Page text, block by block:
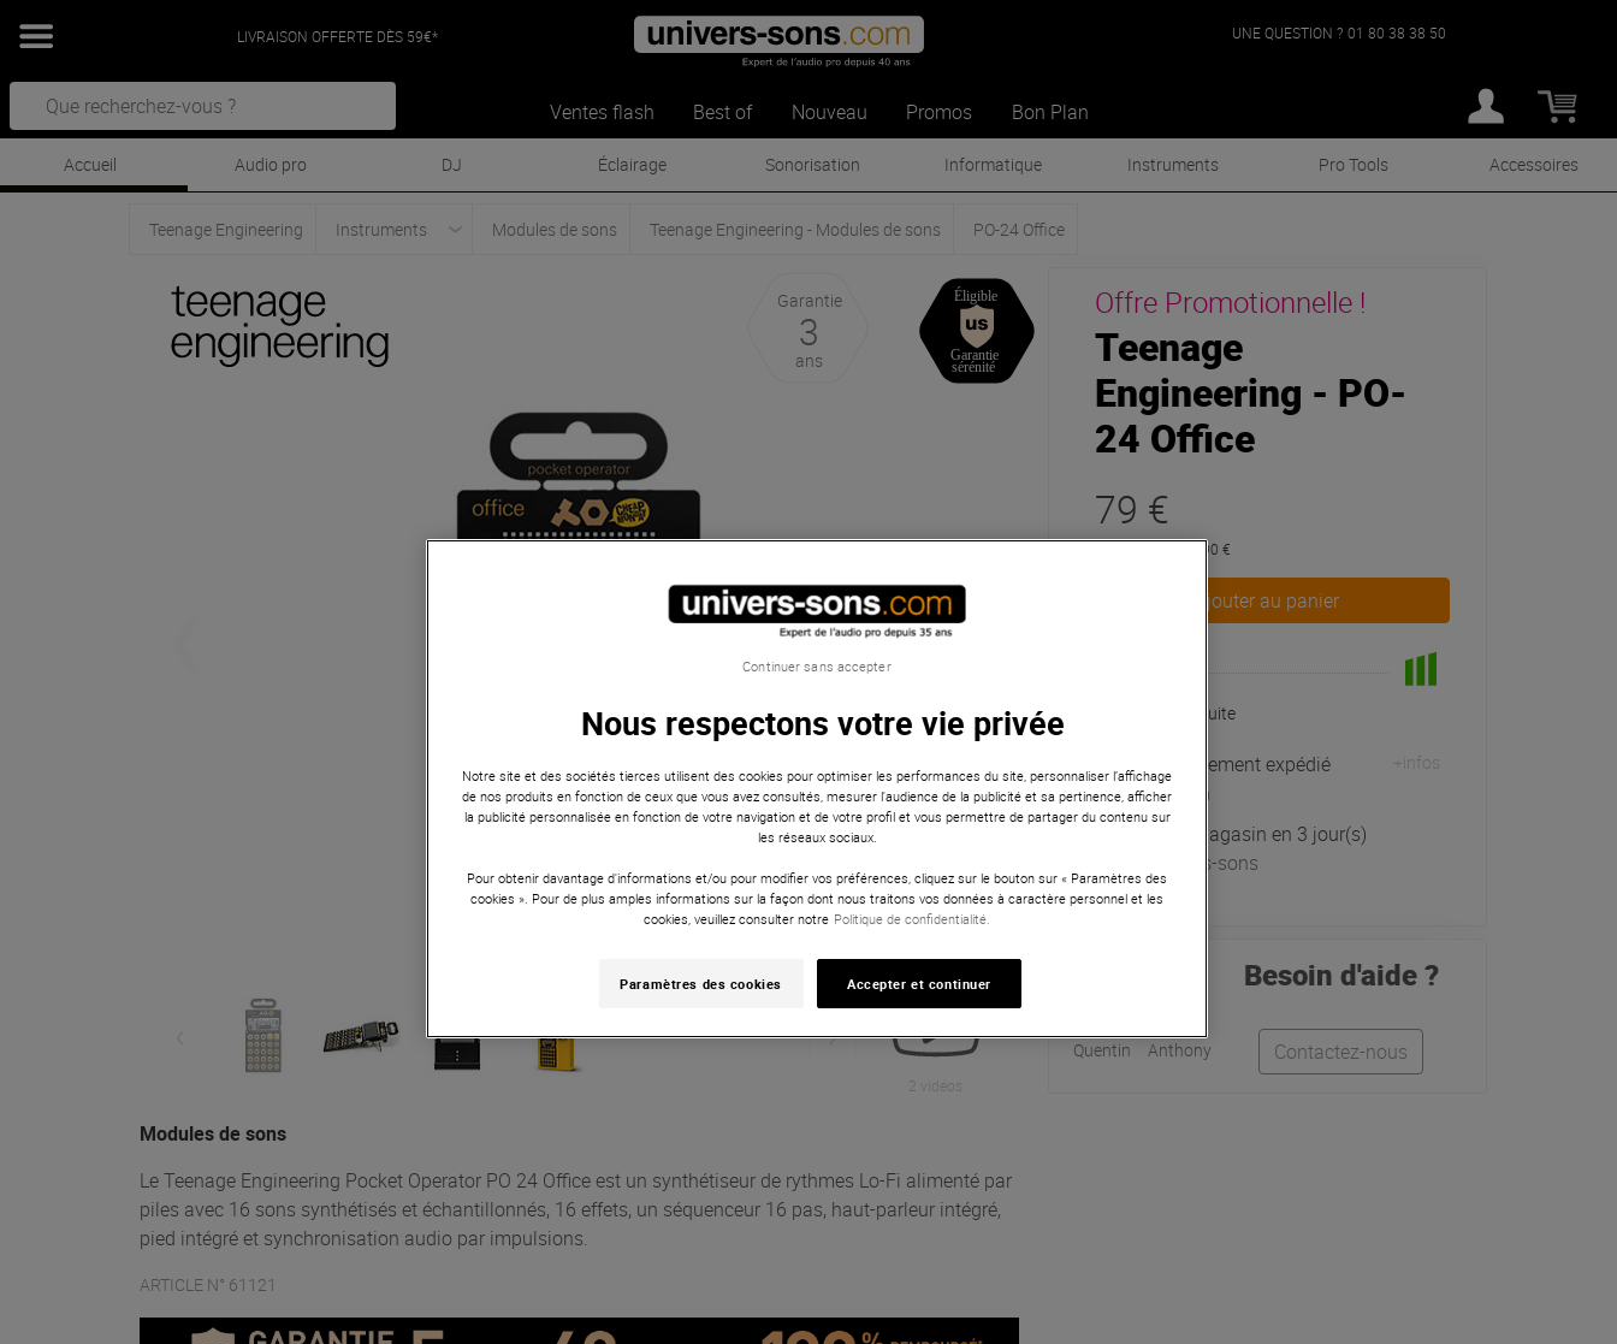
LIVRAISON OFFERTE DÈS 59€*
Ventes flash Best of Nouveau Promos Bon Plan
UNE QUESTION ? 01 80 38 38 50
Accueil Audio pro DJ Éclairage Sonorisation Informatique Instruments Pro Tools Accessoires
Teenage Engineering Instruments Modules de sons Teenage Engineering - Modules de sons PO-24 Office
Garantie
3
ans
2 vidéos
Modules de sons
Le Teenage Engineering Pocket Operator PO 24 Office est un synthétiseur de rythmes Lo-Fi alimenté par
piles avec 16 sons synthétisés et échantillonnés, 16 effets, un séquenceur 16 pas, haut-parleur intégré,
pied intégré et synchronisation audio par impulsions.
ARTICLE N° 61121
Offre Promotionnelle !
Teenage
Engineering - PO-
24 Office
79 €
dont éco-part : 0,90 €
Ajouter au panier
Livraison Gratuite
Habituellement expédié
sous 48h
+infos
Retrait magasin en 3 jour(s)
à Univers-sons
Quentin Anthony
Besoin d'aide ?
Contactez-nous
Nous respectons votre vie privée
Notre site et des sociétés tierces utilisent des cookies pour optimiser les performances du site, personnaliser l’affichage
de nos produits en fonction de ceux que vous avez consultés, mesurer l'audience de la publicité et sa pertinence, afficher
la publicité personnalisée en fonction de votre navigation et de votre profil et vous permettre de partager du contenu sur
les réseaux sociaux.
Pour obtenir davantage d'informations et/ou pour modifier vos préférences, cliquez sur le bouton sur « Paramètres des
cookies ». Pour de plus amples informations sur la façon dont nous traitons vos données à caractère personnel et les
cookies, veuillez consulter notre Politique de confidentialité.
Paramètres des cookies Accepter et continuer
Continuer sans accepter